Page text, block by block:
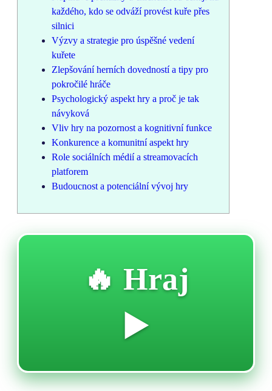
každého, kdo se odváží provést kuře přes
silnici
Výzvy a strategie pro úspěšné vedení
kuřete
Zlepšování herních dovedností a tipy pro
pokročilé hráče
Psychologický aspekt hry a proč je tak
návyková
Vliv hry na pozornost a kognitivní funkce
Konkurence a komunitní aspekt hry
Role sociálních médií a streamovacích
platforem
Budoucnost a potenciální vývoj hry
🔥 Hraj
▶️